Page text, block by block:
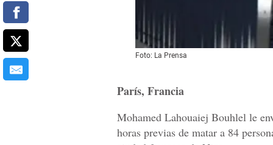
Foto: La Prensa
París, Francia
Mohamed Lahouaiej Bouhlel le
horas previas de matar a 84